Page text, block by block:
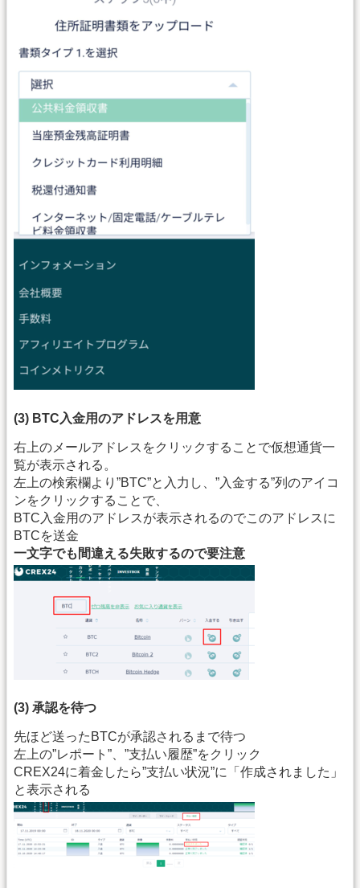
(3) BTC入金用のアドレスを用意
右上のメールアドレスをクリックすることで仮想通貨一
覧が表示される。
左上の検索欄より”BTC”と入力し、”入金する”列のアイコ
ンをクリックすることで、
BTC入金用のアドレスが表示されるのでこのアドレスに
BTCを送金
一文字でも間違える失敗するので要注意
(3) 承認を待つ
先ほど送ったBTCが承認されるまで待つ
左上の”レポート”、”支払い履歴”をクリック
CREX24に着金したら”支払い状況”に「作成されました」
と表示される